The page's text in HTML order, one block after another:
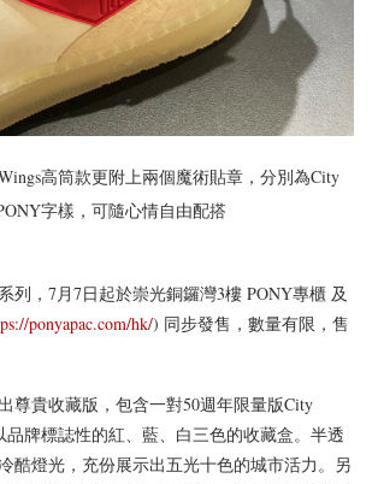
高筒款更附上兩個魔術貼章，分別為City
字樣，可隨心情自由配搭
列，7月7日起於崇光銅鑼灣3樓 PONY專櫃 及
ponyapac.com/hk/) 同步發售，數量有限，售
尊貴收藏版，包含一對50週年限量版City
品牌標誌性的紅、藍、白三色的收藏盒。半透
酷燈光，充份展示出五光十色的城市活力。另